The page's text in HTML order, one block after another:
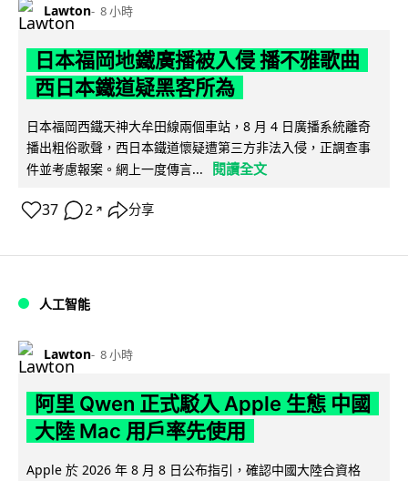
Lawton 8 小時
日本福岡地鐵廣播被入侵 播不雅歌曲
西日本鐵道疑黑客所為
日本福岡西鐵天神大牟田線兩個車站，8 月 4 日廣播系統離奇
播出粗俗歌聲，西日本鐵道懷疑遭第三方非法入侵，正調查事
件並考慮報案。網上一度傳言...
閱讀全文
37 2 ↗ 分享
人工智能
Lawton 8 小時
阿里 Qwen 正式駁入 Apple 生態 中國
大陸 Mac 用戶率先使用
Apple 於 2026 年 8 月 8 日公布指引，確認中國大陸合資格